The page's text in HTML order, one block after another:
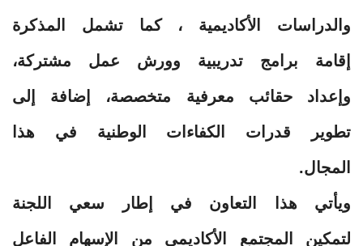
والدراسات الأكاديمية ، كما تشمل المذكرة
إقامة برامج تدريبية وورش عمل مشتركة،
وإعداد حقائب معرفية متخصصة، إضافة إلى
تطوير قدرات الكفاءات الوطنية في هذا
المجال.
ويأتي هذا التعاون في إطار سعي اللجنة
لتمكين المجتمع الأكاديمي من الإسهام الفاعل